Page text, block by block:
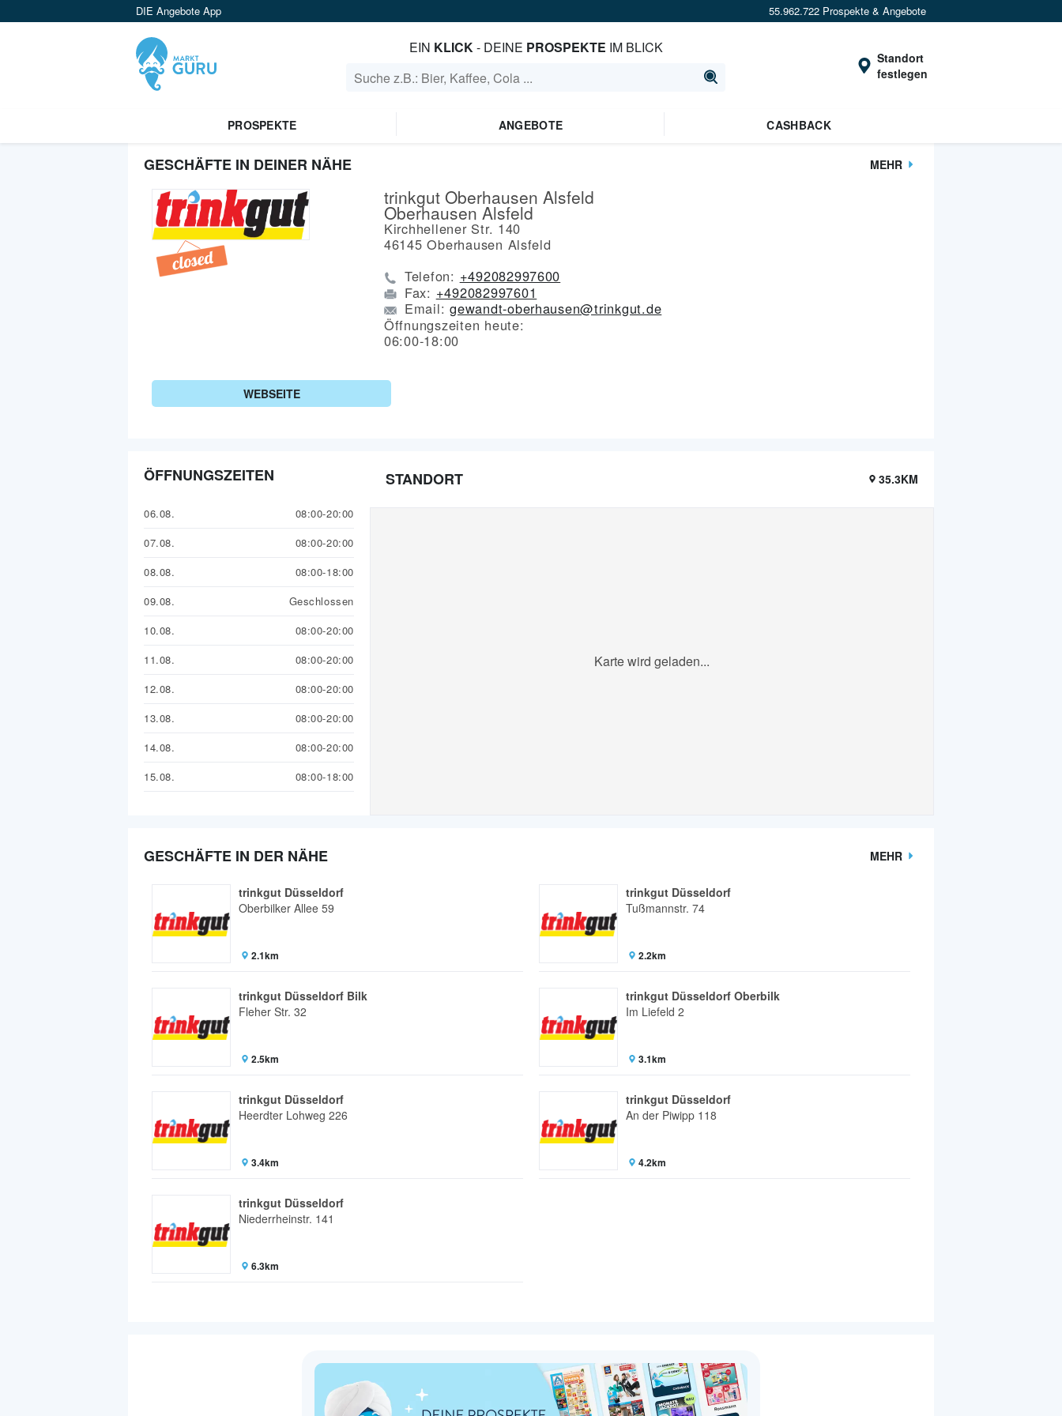
DIE Angebote App 55.962.722 Prospekte & Angebote
EIN KLICK- DEINE PROSPEKTE IM BLICK
Standort
festlegen
PROSPEKTE ANGEBOTE CASHBACK
GESCHÄFTE IN DEINER NÄHE MEHR
trinkgut Oberhausen Alsfeld
Oberhausen Alsfeld
Kirchhellener Str. 140
46145 Oberhausen Alsfeld
Telefon: +492082997600
Fax: +492082997601
Email:gewandt-oberhausen@trinkgut.de
Öffnungszeiten heute:
06:00-18:00
WEBSEITE
ÖFFNUNGSZEITEN
06.08.
08:00-20:00
07.08.
08:00-20:00
08.08.
08:00-18:00
09.08.
Geschlossen
10.08.
08:00-20:00
11.08.
08:00-20:00
12.08.
08:00-20:00
13.08.
08:00-20:00
14.08.
08:00-20:00
15.08.
08:00-18:00
STANDORT 35.3KM
Karte wird geladen...
GESCHÄFTE IN DER NÄHE MEHR
trinkgut Düsseldorf
Oberbilker Allee 59
2.1km
trinkgut Düsseldorf
Tußmannstr. 74
2.2km
trinkgut Düsseldorf Bilk
Fleher Str. 32
2.5km
trinkgut Düsseldorf Oberbilk
Im Liefeld 2
3.1km
trinkgut Düsseldorf
Heerdter Lohweg 226
3.4km
trinkgut Düsseldorf
An der Piwipp 118
4.2km
trinkgut Düsseldorf
Niederrheinstr. 141
6.3km